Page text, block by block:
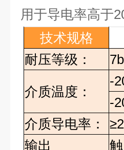
用于导电率高于
技术规格
耐压等级：
介质温度：
-
-
介质导电率：
输出